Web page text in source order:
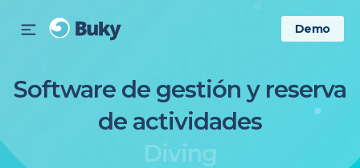
Demo
Software de gestión y reserva
de actividades
Diving